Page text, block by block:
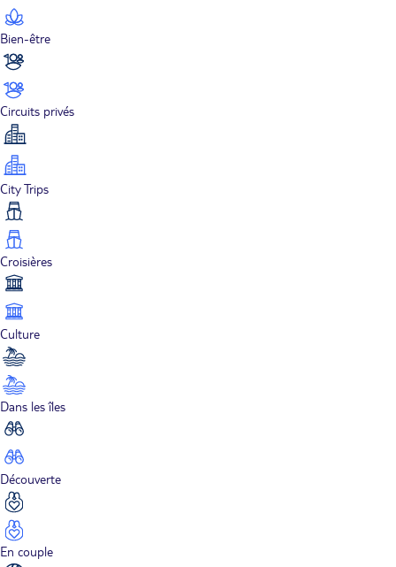
Bien-être
Circuits privés
City Trips
Croisières
Culture
Dans les îles
Découverte
En couple